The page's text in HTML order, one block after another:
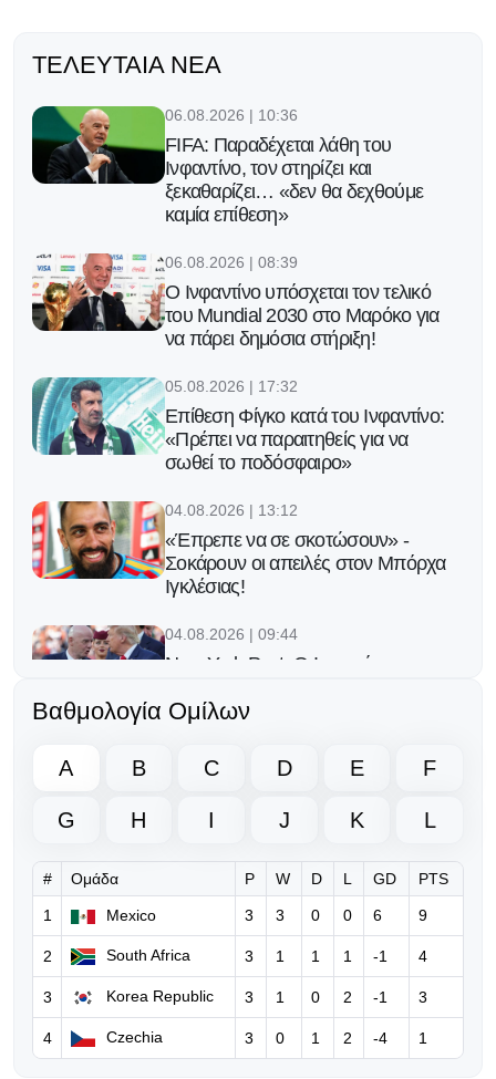
ΤΕΛΕΥΤΑΊΑ ΝΈΑ
06.08.2026 | 10:36
FIFA: Παραδέχεται λάθη του
Ινφαντίνο, τον στηρίζει και
ξεκαθαρίζει… «δεν θα δεχθούμε
καμία επίθεση»
06.08.2026 | 08:39
Ο Ινφαντίνο υπόσχεται τον τελικό
του Μundial 2030 στο Μαρόκο για
να πάρει δημόσια στήριξη!
05.08.2026 | 17:32
Eπίθεση Φίγκο κατά του Ινφαντίνο:
«Πρέπει να παραιτηθείς για να
σωθεί το ποδόσφαιρο»
04.08.2026 | 13:12
«Έπρεπε να σε σκοτώσουν» -
Σοκάρουν οι απειλές στον Μπόρχα
Ιγκλέσιας!
04.08.2026 | 09:44
New York Post: Ο Ινφαντίνο
τη θέση του!
03.08.2026 | 15:13
στον Ινφαντίνο
03.08.2026 | 13:50
Ο Βενγκέρ δέχεται... πυρά για τη
στάση του στο σχέδιο Ινφαντίνο!
03.08.2026 | 11:53
Μακρόν κατά Ινφαντίνο και υπέρ της
ενότητας στο παγκόσμιο
ποδόσφαιρο
Βαθμολογία Ομίλων
A B C D E F
G H I J K L
# Ομάδα P W D L GD PTS
1 Mexico 3 3 0 0 6 9
2 South Africa 3 1 1 1 -1 4
3 Korea Republic 3 1 0 2 -1 3
4 Czechia 3 0 1 2 -4 1